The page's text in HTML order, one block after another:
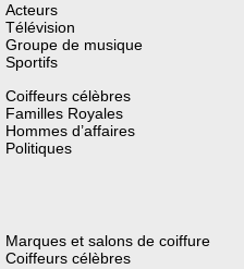
Acteurs
Télévision
Groupe de musique
Sportifs
Coiffeurs célèbres
Familles Royales
Hommes d’affaires
Politiques
Marques et salons de coiffure
Coiffeurs célèbres